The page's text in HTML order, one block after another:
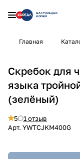
Главная
Скребок для
языка
(зелёный)
5
1 отзыв
Арт. YWTCJKM400G